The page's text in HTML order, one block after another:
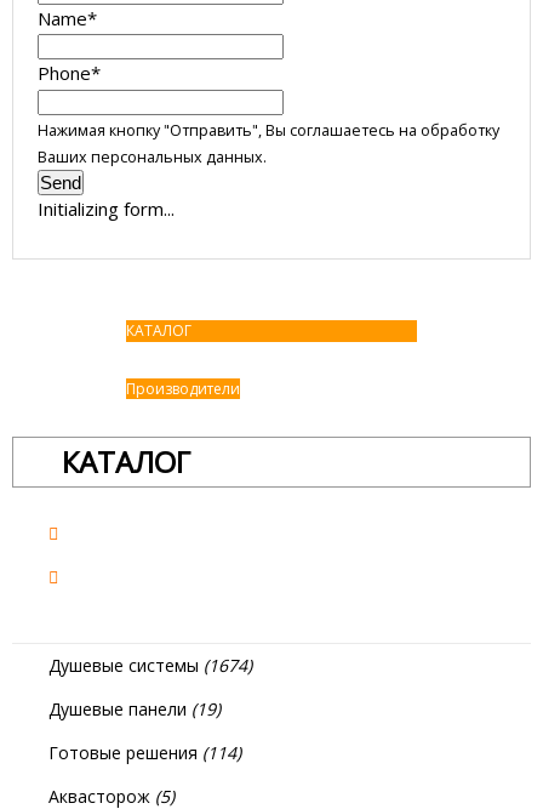
Name*
Phone*
Нажимая кнопку "Отправить", Вы соглашаетесь на обработку
Ваших персональных данных.
Send
Initializing form...
КАТАЛОГ
Производители
КАТАЛОГ
Душевые системы (1674)
Душевые панели (19)
Готовые решения (114)
Аквасторож (5)